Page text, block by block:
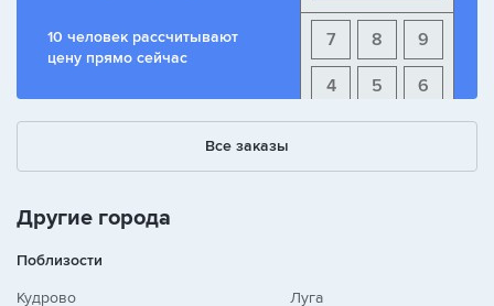
10 человек рассчитывают
цену прямо сейчас
9
8
7
6
5
4
+ - /
Все заказы
Другие города
Поблизости
Кудрово
Луга